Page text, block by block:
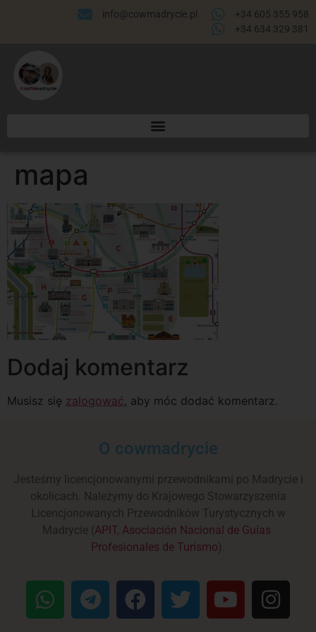
info@cowmadrycie.pl
+34 605 355 958
+34 634 329 381​
mapa
Dodaj komentarz
Musisz się zalogować, aby móc dodać komentarz.
O cowmadrycie
Jesteśmy licencjonowanymi przewodnikami po Madrycie i
okolicach. Należymy do Krajowego Stowarzyszenia
Licencjonowanych Przewodników Turystycznych w
Madrycie (APIT, Asociación Nacional de Guías
Profesionales de Turismo).